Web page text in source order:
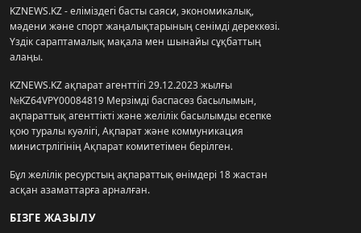
KZNEWS.KZ - еліміздегі басты саяси, экономикалық,
мәдени және спорт жаңалықтарының сенімді дереккөзі.
Үздік сараптамалық мақала мен шынайы сұқбаттың
алаңы.
KZNEWS.KZ ақпарат агенттігі 29.12.2023 жылғы
№KZ64VPY00084819 Мерзімді баспасөз басылымын,
ақпараттық агенттікті және желілік басылымды есепке
қою туралы куәлігі, Ақпарат және коммуникация
министрлігінің Ақпарат комитетімен берілген.
Бұл желілік ресурстың ақпараттық өнімдері 18 жастан
асқан азаматтарға арналған.
БІЗГЕ ЖАЗЫЛУ